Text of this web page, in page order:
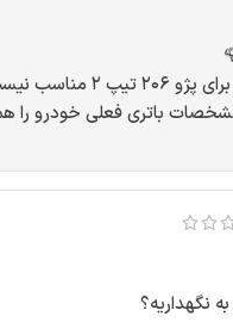
باتری فعلی خودرو را
نگهداریه؟